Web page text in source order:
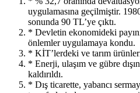
uygulamasına geçilmiştir.
sonunda 90 TL’ye çıktı.
* Devletin ekonomideki
önlemler uygulamaya kondu.
* KİT’lerdeki ve tarım
* Enerji, ulaşım ve gübre
kaldırıldı.
* Dış ticarette, yabancı